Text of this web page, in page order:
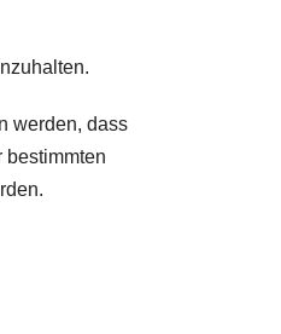
werden, dass
bestimmten